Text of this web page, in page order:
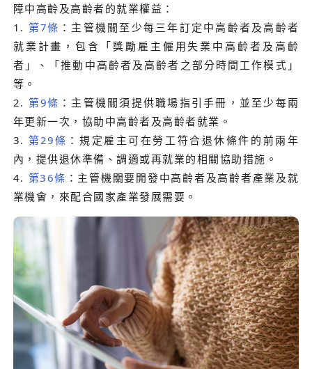
障中高齡及高齡者的就業權益：
1. 第7條 ：主管機關至少每三年訂定中高齡者及高齡者
就業計畫，包含「獎勵雇主僱用失業中高齡者及高齡
者」、「推動中高齡者及高齡者之部分時間工作模式」
等。
2. 第9條 ：主管機關須提供職場指引手冊，並至少每兩
年更新一次，協助中高齡者及高齡者就業。
3.第29條 ：規定雇主可在勞工符合退休條件的前兩年
內，提供退休準備、調適或再就業的相關協助措施。
4. 第36條 ：主管機關要開發中高齡者及高齡者產業及就
業機會，來配合國家產業發展需要。